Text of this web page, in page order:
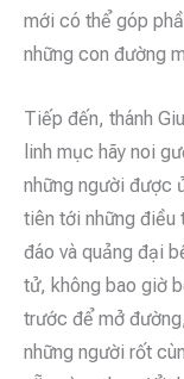
mới có thể góp
những con đường
Tiếp đến, thánh
linh mục hãy noi
những người được
tiên tới những điều
đáo và quảng đại
tử, không bao giờ
trước để mở
những người rốt